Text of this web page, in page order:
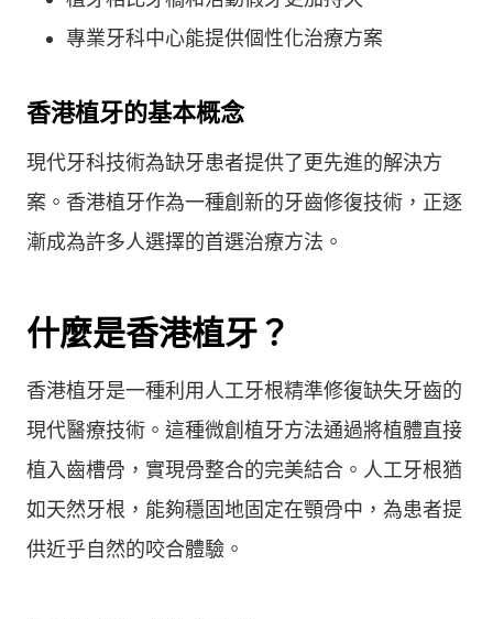
專業牙科中心能提供個性化治療方案
香港植牙的基本概念
現代牙科技術為缺牙患者提供了更先進的解決方
案。香港植牙作為一種創新的牙齒修復技術，正逐
漸成為許多人選擇的首選治療方法。
什麼是香港植牙？
香港植牙是一種利用人工牙根精準修復缺失牙齒的
現代醫療技術。這種微創植牙方法通過將植體直接
植入齒槽骨，實現骨整合的完美結合。人工牙根猶
如天然牙根，能夠穩固地固定在顎骨中，為患者提
供近乎自然的咬合體驗。